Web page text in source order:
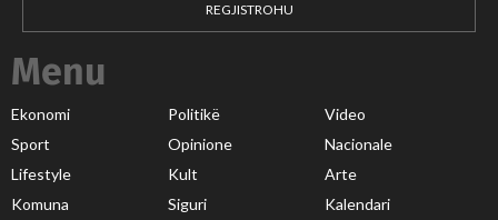
REGJISTROHU
Menu
Ekonomi Politikë
Video
Sport
Opinione
Nacionale
Lifestyle
Kult
Arte
Komuna
Siguri Kalendari